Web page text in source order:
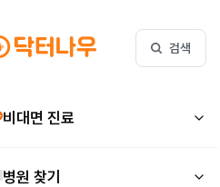
검색
비대면 진료
병원 찾기